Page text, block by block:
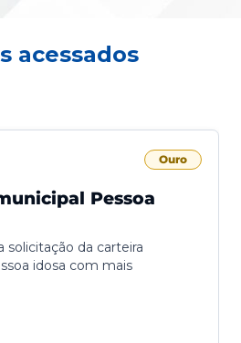
acessados
Ouro
Pessoa
solicitação da carteira
idosa com mais